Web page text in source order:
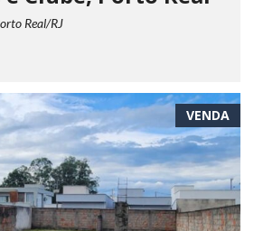
Real/RJ
VENDA